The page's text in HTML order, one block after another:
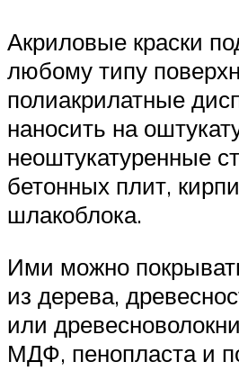
Акриловые краски
любому типу
полиакрилатные
наносить на
неоштукатуренные
бетонных плит,
шлакоблока.
Ими можно
из дерева,
или
МДФ, пенопласта и